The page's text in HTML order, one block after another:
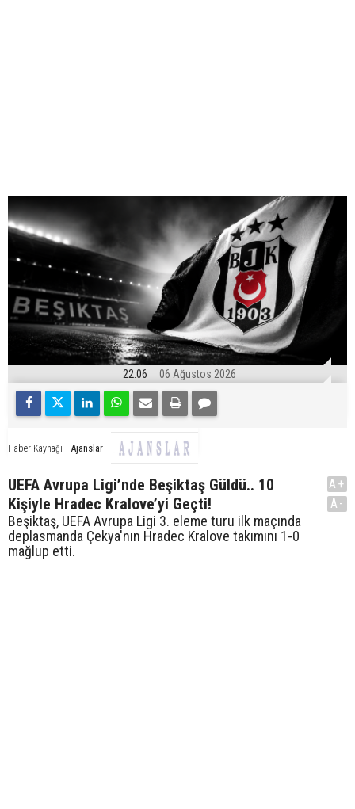
22:06 06 Ağustos 2026
Haber Kaynağı Ajanslar
UEFA Avrupa Ligi’nde Beşiktaş Güldü.. 10
Kişiyle Hradec Kralove’yi Geçti!
Beşiktaş, UEFA Avrupa Ligi 3. eleme turu ilk maçında
deplasmanda Çekya'nın Hradec Kralove takımını 1-0
mağlup etti.
A+
A-